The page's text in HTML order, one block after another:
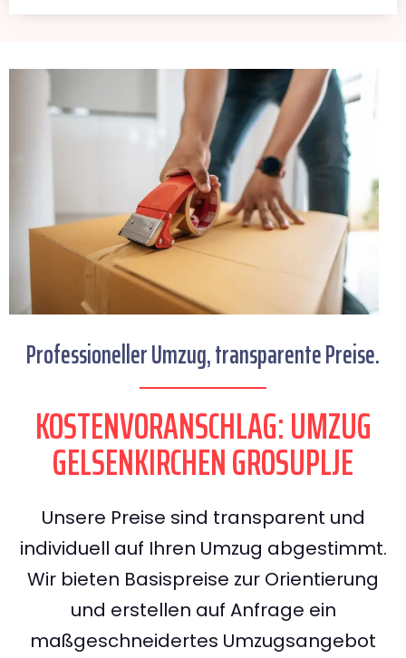
Professioneller Umzug, transparente Preise.
KOSTENVORANSCHLAG: UMZUG
GELSENKIRCHEN GROSUPLJE
Unsere Preise sind transparent und
individuell auf Ihren Umzug abgestimmt.
Wir bieten Basispreise zur Orientierung
und erstellen auf Anfrage ein
maßgeschneidertes Umzugsangebot